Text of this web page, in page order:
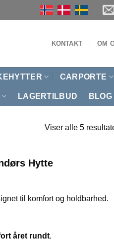
KONTAKT OM
CARPORTE
LAGERTILBUD BLOG
Viser alle 5
Hytte
til komfort og holdbarhed.
året rundt.